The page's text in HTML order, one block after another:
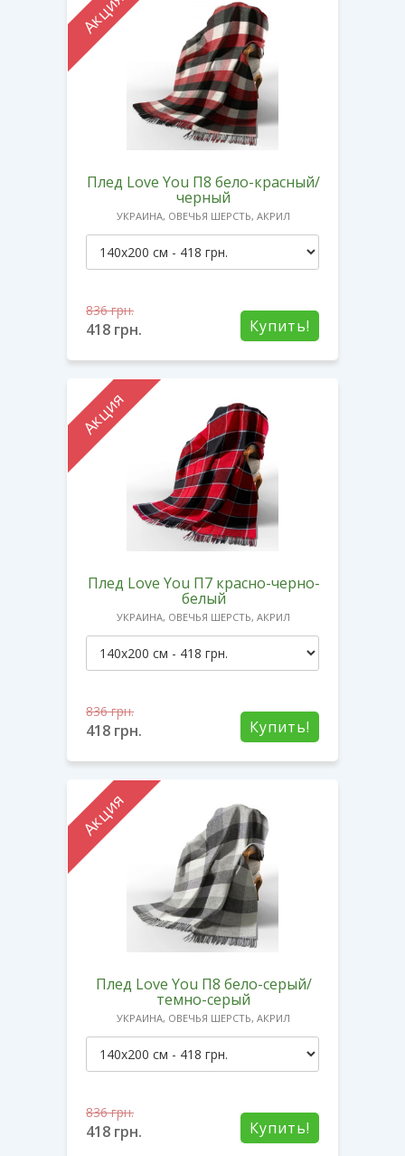
Акция
Плед Love You П8 бело-красный/
черный
УКРАИНА, ОВЕЧЬЯ ШЕРСТЬ, АКРИЛ
Купить!
836грн.
418 грн.
Акция
Плед Love You П7 красно-черно-
белый
УКРАИНА, ОВЕЧЬЯ ШЕРСТЬ, АКРИЛ
Купить!
836грн.
418 грн.
Акция
Плед Love You П8 бело-серый/
темно-серый
УКРАИНА, ОВЕЧЬЯ ШЕРСТЬ, АКРИЛ
Купить!
836грн.
418 грн.